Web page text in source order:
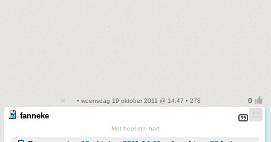
• woensdag 19 oktober 2011 @ 14:47 • 278
fanneke
Met heel m'n hart